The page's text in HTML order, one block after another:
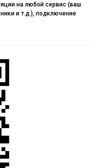
на любой сервис (ваш
и т.д.), подключение